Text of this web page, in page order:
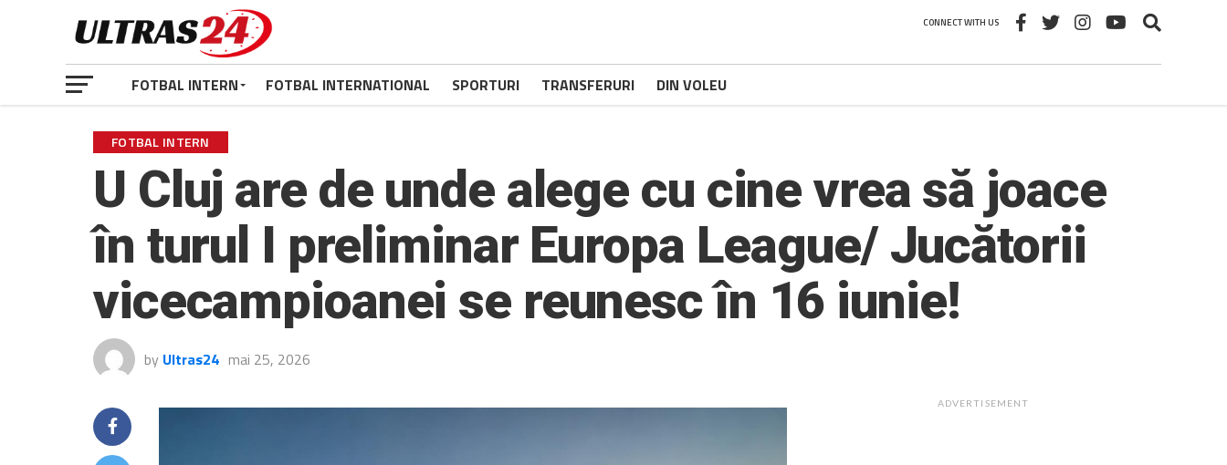
CONNECT WITH US
FOTBAL INTERN FOTBAL INTERNATIONAL SPORTURI TRANSFERURI DIN VOLEU
FOTBAL INTERN
U Cluj are de unde alege cu cine vrea să joace
în turul I preliminar Europa League/ Jucătorii
vicecampioanei se reunesc în 16 iunie!
by Ultras24 mai 25, 2026
ADVERTISEMENT